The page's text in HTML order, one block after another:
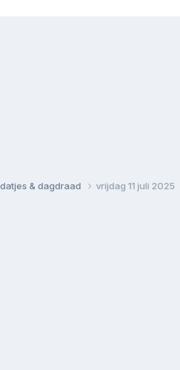
& dagdraad vrijdag 11 juli 2025